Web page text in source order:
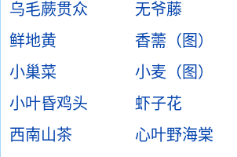
乌毛蕨贯众
无爷藤
鲜地黄
香薷（图）
小巢菜
小麦（图）
小叶昏鸡头
虾子花
西南山茶
心叶野海棠